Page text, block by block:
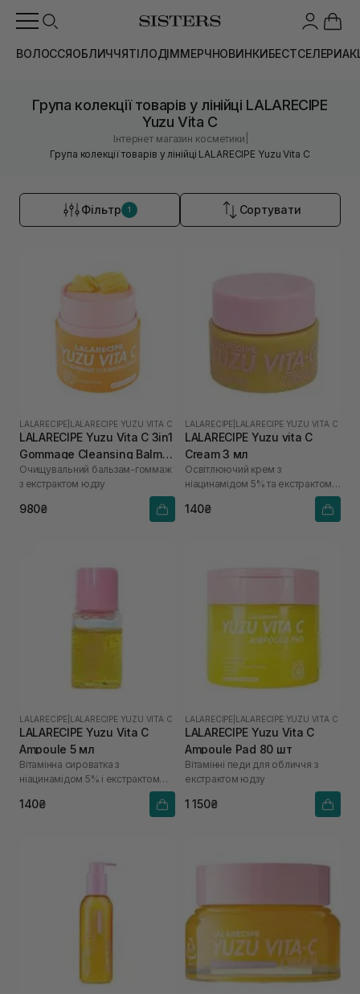
ВОЛОССЯОБЛИЧЧЯТІЛОДІММЕРЧНОВИНКИБЕСТСЕЛЕРИ
Група колекції товарів у лінійці LALARECIPE
Yuzu Vita C
Інтернет магазин косметики
Група колекції товарів у лінійці LALARECIPE Yuzu Vita C
Фільтр 1 Сортувати
LALARECIPE LALARECIPE YUZU VITA C
LALARECIPE Yuzu Vita C 3in1
Gommage Cleansing Balm
50 мл
Очищувальний бальзам-гоммаж
з екстрактом юдзу
980₴
LALARECIPE LALARECIPE YUZU VITA C
LALARECIPE Yuzu vita C
Cream 3 мл
Освітлюючий крем з
ніацинамідом 5% та екстрактом
140₴
LALARECIPE LALARECIPE YUZU VITA C
LALARECIPE Yuzu Vita C
Ampoule 5 мл
Вітамінна сироватка з
ніацинамідом 5% і екстрактом
140₴
LALARECIPE LALARECIPE YUZU VITA C
LALARECIPE Yuzu Vita C
Ampoule Pad 80 шт
Вітамінні педи для обличчя з
екстрактом юдзу
1 150₴